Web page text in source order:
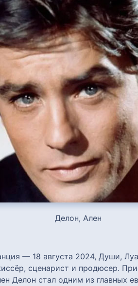
Делон, Ален
— 18 августа 2024, Души,
сценарист и продюсер.
Делон стал одним из главных